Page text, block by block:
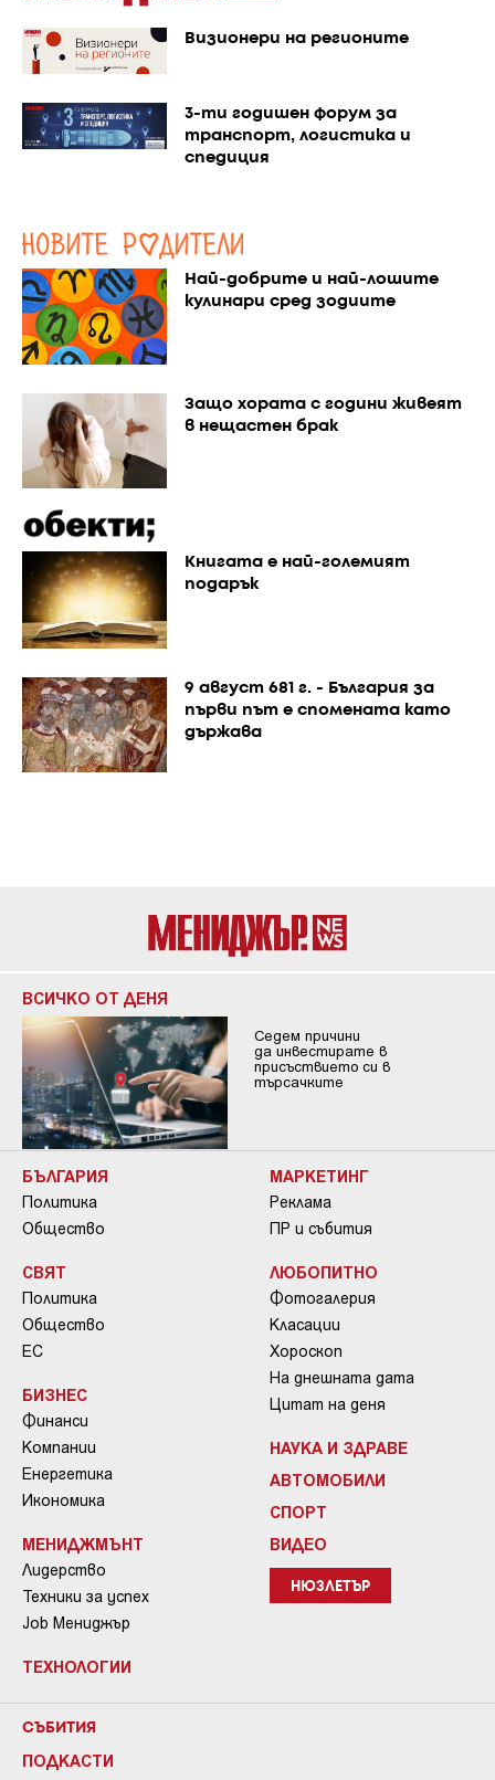
Визионери на регионите
3-ти годишен форум за
транспорт, логистика и
спедиция
Най-добрите и най-лошите
кулинари сред зодиите
Защо хората с години живеят
в нещастен брак
Книгата е най-големият
подарък
9 август 681 г. - България за
първи път е спомената като
държава
ВСИЧКО ОТ ДЕНЯ
Седем причини
да инвестирате в
присъствието си в
търсачките
БЪЛГАРИЯ
Политика
Общество
СВЯТ
Политика
Общество
ЕС
БИЗНЕС
Финанси
Компании
Енергетика
Икономика
МЕНИДЖМЪНТ
Лидерство
Техники за успех
Job Мениджър
ТЕХНОЛОГИИ
МАРКЕТИНГ
Реклама
ПР и събития
ЛЮБОПИТНО
Фотогалерия
Класации
Хороскоп
На днешната дата
Цитат на деня
НАУКА И ЗДРАВЕ
АВТОМОБИЛИ
СПОРТ
ВИДЕО
НЮЗЛЕТЪР
СЪБИТИЯ
ПОДКАСТИ